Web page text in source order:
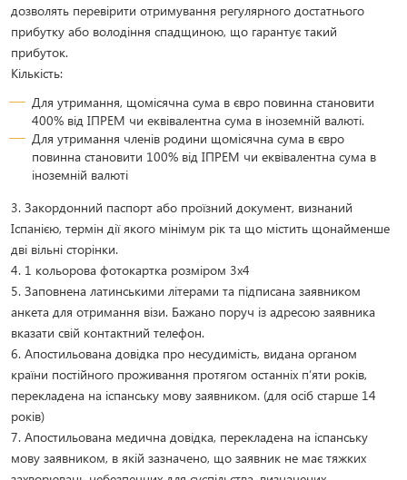
дозволять перевірити отримування регулярного достатнього
прибутку або володіння спадщиною, що гарантує такий
прибуток.
Кількість:
Для утримання, щомісячна сума в євро повинна становити
400% від ІПРЕМ чи еквівалентна сума в іноземній валюті.
Для утримання членів родини щомісячна сума в євро
повинна становити 100% від ІПРЕМ чи еквівалентна сума в
іноземній валюті
3. Закордонний паспорт або проїзний документ, визнаний
Іспанією, термін дії якого мінімум рік та що містить щонайменше
дві вільні сторінки.
4. 1 кольорова фотокартка розміром 3х4
5. Заповнена латинськими літерами та підписана заявником
анкета для отримання візи. Бажано поруч із адресою заявника
вказати свій контактний телефон.
6. Апостильована довідка про несудимість, видана органом
країни постійного проживання протягом останніх п’яти років,
перекладена на іспанську мову заявником. (для осіб старше 14
років)
7. Апостильована медична довідка, перекладена на іспанську
мову заявником, в якій зазначено, що заявник не має тяжких